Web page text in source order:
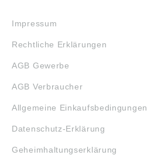
Impressum
Rechtliche Erklärungen
AGB Gewerbe
AGB Verbraucher
Allgemeine Einkaufsbedingungen
Datenschutz-Erklärung
Geheimhaltungserklärung